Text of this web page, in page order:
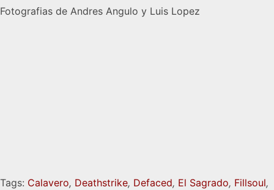
Fotografias de Andres Angulo y Luis Lopez
Tags: Calavero, Deathstrike, Defaced, El Sagrado, Fillsoul,